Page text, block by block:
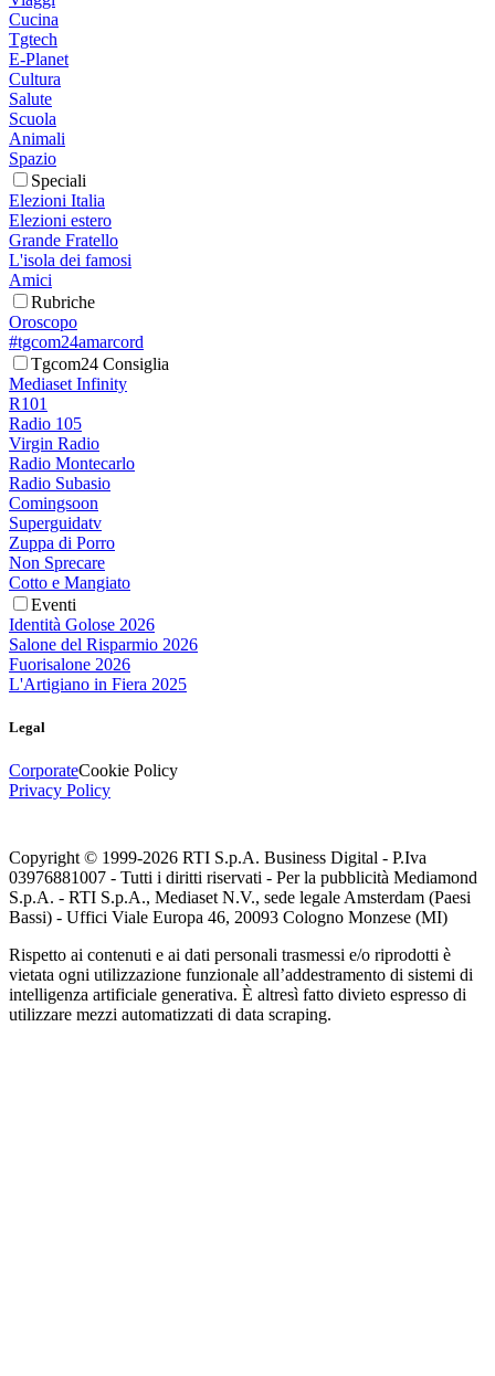
Cucina
Tgtech
E-Planet
Cultura
Salute
Scuola
Animali
Spazio
Speciali
Elezioni Italia
Elezioni estero
Grande Fratello
L'isola dei famosi
Amici
Rubriche
Oroscopo
#tgcom24amarcord
Tgcom24 Consiglia
Mediaset Infinity
R101
Radio 105
Virgin Radio
Radio Montecarlo
Radio Subasio
Comingsoon
Superguidatv
Zuppa di Porro
Non Sprecare
Cotto e Mangiato
Eventi
Identità Golose 2026
Salone del Risparmio 2026
Fuorisalone 2026
L'Artigiano in Fiera 2025
Legal
CorporateCookie Policy
Privacy Policy
Copyright © 1999-2026 RTI S.p.A. Business Digital - P.Iva
03976881007 - Tutti i diritti riservati - Per la pubblicità Mediamond
S.p.A. - RTI S.p.A., Mediaset N.V., sede legale Amsterdam (Paesi
Bassi) - Uffici Viale Europa 46, 20093 Cologno Monzese (MI)
Rispetto ai contenuti e ai dati personali trasmessi e/o riprodotti è
vietata ogni utilizzazione funzionale all’addestramento di sistemi di
intelligenza artificiale generativa. È altresì fatto divieto espresso di
utilizzare mezzi automatizzati di data scraping.